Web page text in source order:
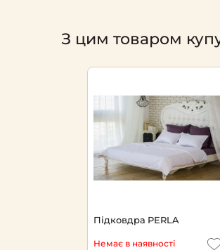
З цим товаром
Підковдра PERLA
Немає в наявності